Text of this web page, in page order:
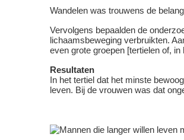
Wandelen was trouwens de
Vervolgens bepaalden de
lichaamsbeweging verbruikten.
even grote groepen [tertielen of, in
Resultaten
In het tertiel dat het minste
leven. Bij de vrouwen was dat